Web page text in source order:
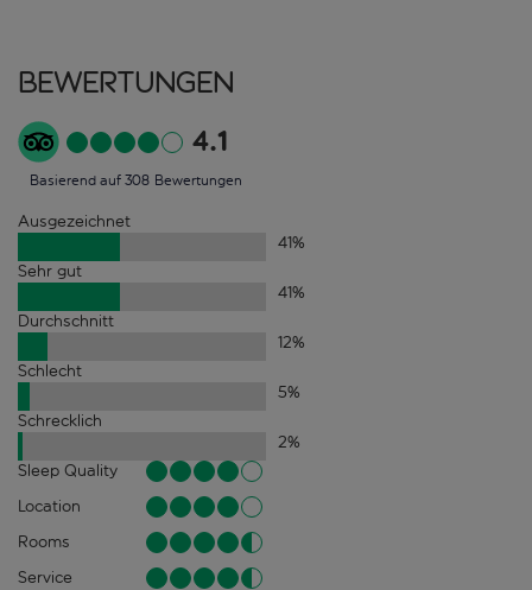
Bewertungen
4.1
Basierend auf 308 Bewertungen
Ausgezeichnet
41%
Sehr gut
41%
Durchschnitt
12%
Schlecht
5%
Schrecklich
2%
Sleep Quality
Location
Rooms
Service